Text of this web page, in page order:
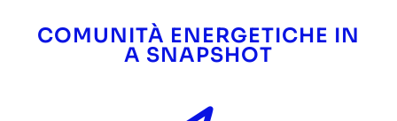
COMUNITÀ ENERGETICHE IN
A SNAPSHOT